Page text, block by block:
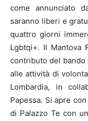
come annunciato
saranno liberi e
quattro giorni
Lgbtqi+. Il Mantova
contributo del bando
alle attività di
Lombardia, in
Papessa. Si apre
di Palazzo Te con